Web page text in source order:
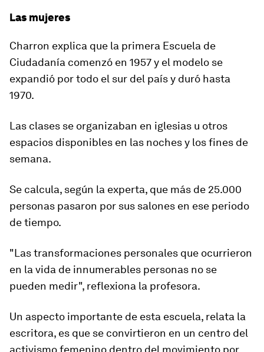
Las mujeres
Charron explica que la primera Escuela de
Ciudadanía comenzó en 1957 y el modelo se
expandió por todo el sur del país y duró hasta
1970.
Las clases se organizaban en iglesias u otros
espacios disponibles en las noches y los fines de
semana.
Se calcula, según la experta, que más de 25.000
personas pasaron por sus salones en ese periodo
de tiempo.
"Las transformaciones personales que ocurrieron
en la vida de innumerables personas no se
pueden medir", reflexiona la profesora.
Un aspecto importante de esta escuela, relata la
escritora, es que se convirtieron en un centro del
activismo femenino dentro del movimiento por